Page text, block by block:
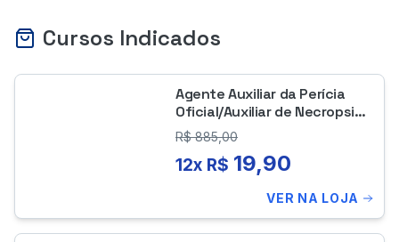
Cursos Indicados
Agente Auxiliar da Perícia
Oficial/Auxiliar de Necropsia
da Polícia Científica do
Paraná
R$885,00
12x R$ 19,90
VER NA LOJA